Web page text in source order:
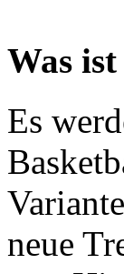
Was
Es
neue